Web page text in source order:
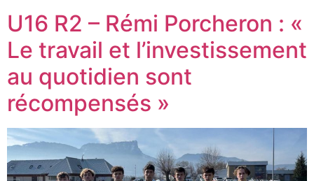
U16 R2 – Rémi Porcheron : «
Le travail et l’investissement
au quotidien sont
récompensés »